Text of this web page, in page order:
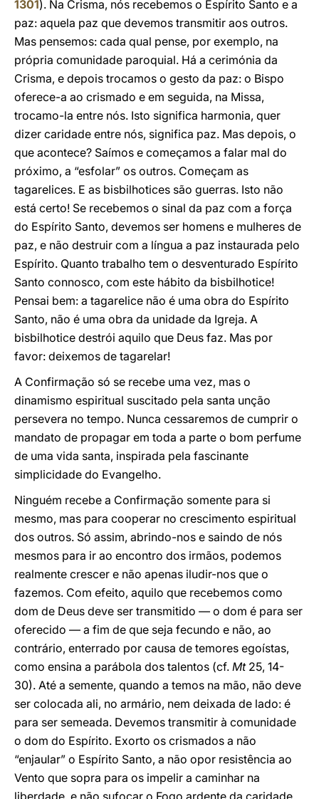
1301). Na Crisma, nós recebemos o Espírito Santo e a
paz: aquela paz que devemos transmitir aos outros.
Mas pensemos: cada qual pense, por exemplo, na
própria comunidade paroquial. Há a cerimónia da
Crisma, e depois trocamos o gesto da paz: o Bispo
oferece-a ao crismado e em seguida, na Missa,
trocamo-la entre nós. Isto significa harmonia, quer
dizer caridade entre nós, significa paz. Mas depois, o
que acontece? Saímos e começamos a falar mal do
próximo, a “esfolar” os outros. Começam as
tagarelices. E as bisbilhotices são guerras. Isto não
está certo! Se recebemos o sinal da paz com a força
do Espírito Santo, devemos ser homens e mulheres de
paz, e não destruir com a língua a paz instaurada pelo
Espírito. Quanto trabalho tem o desventurado Espírito
Santo connosco, com este hábito da bisbilhotice!
Pensai bem: a tagarelice não é uma obra do Espírito
Santo, não é uma obra da unidade da Igreja. A
bisbilhotice destrói aquilo que Deus faz. Mas por
favor: deixemos de tagarelar!
A Confirmação só se recebe uma vez, mas o
dinamismo espiritual suscitado pela santa unção
persevera no tempo. Nunca cessaremos de cumprir o
mandato de propagar em toda a parte o bom perfume
de uma vida santa, inspirada pela fascinante
simplicidade do Evangelho.
Ninguém recebe a Confirmação somente para si
mesmo, mas para cooperar no crescimento espiritual
dos outros. Só assim, abrindo-nos e saindo de nós
mesmos para ir ao encontro dos irmãos, podemos
realmente crescer e não apenas iludir-nos que o
fazemos. Com efeito, aquilo que recebemos como
dom de Deus deve ser transmitido — o dom é para ser
oferecido — a fim de que seja fecundo e não, ao
contrário, enterrado por causa de temores egoístas,
como ensina a parábola dos talentos (cf. Mt 25, 14-
30). Até a semente, quando a temos na mão, não deve
ser colocada ali, no armário, nem deixada de lado: é
para ser semeada. Devemos transmitir à comunidade
o dom do Espírito. Exorto os crismados a não
“enjaular” o Espírito Santo, a não opor resistência ao
Vento que sopra para os impelir a caminhar na
liberdade, e não sufocar o Fogo ardente da caridade,